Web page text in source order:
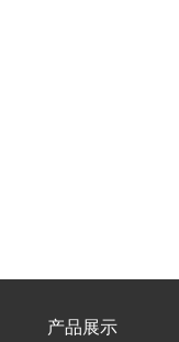
产品展示